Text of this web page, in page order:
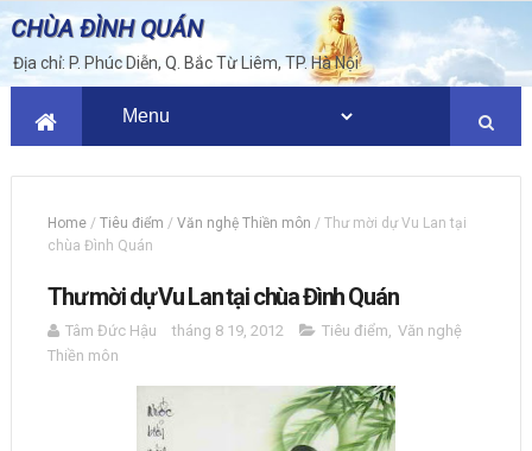
CHÙA ĐÌNH QUÁN
Địa chỉ: P. Phúc Diễn, Q. Bắc Từ Liêm, TP. Hà Nội
Home / Tiêu điểm / Văn nghệ Thiền môn / Thư mời dự Vu Lan tại
chùa Đình Quán
Thư mời dự Vu Lan tại chùa Đình Quán
Tâm Đức Hậu tháng 8 19, 2012 Tiêu điểm, Văn nghệ
Thiền môn